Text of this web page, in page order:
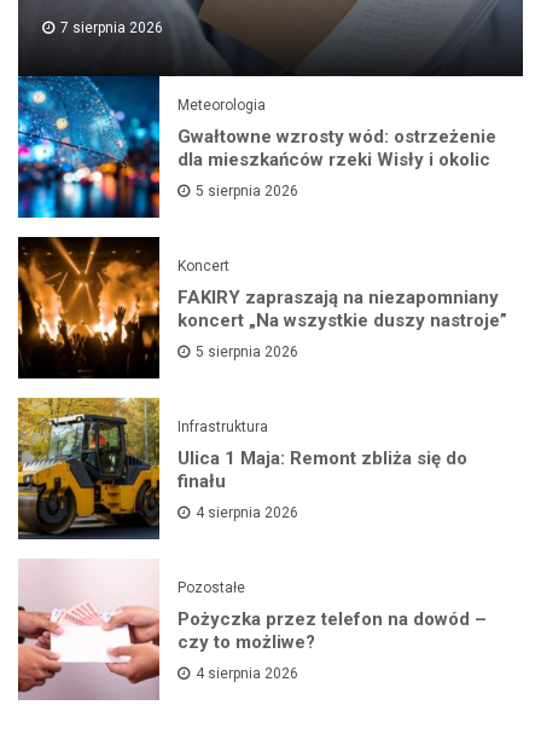
7 sierpnia 2026
Meteorologia
Gwałtowne wzrosty wód: ostrzeżenie
dla mieszkańców rzeki Wisły i okolic
5 sierpnia 2026
Koncert
FAKIRY zapraszają na niezapomniany
koncert „Na wszystkie duszy nastroje”
5 sierpnia 2026
Infrastruktura
Ulica 1 Maja: Remont zbliża się do
finału
4 sierpnia 2026
Pozostałe
Pożyczka przez telefon na dowód –
czy to możliwe?
4 sierpnia 2026